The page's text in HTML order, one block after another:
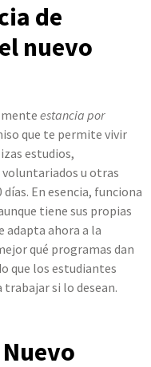
de
nuevo
estancia por
que te permite vivir
estudios,
u otras
En esencia, funciona
tiene sus propias
adapta ahora a la
qué programas dan
que los estudiantes
trabajar si lo desean.